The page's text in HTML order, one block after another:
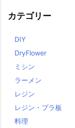
カテゴリー
DIY
DryFlower
ミシン
ラーメン
レジン
レジン・プラ板
料理